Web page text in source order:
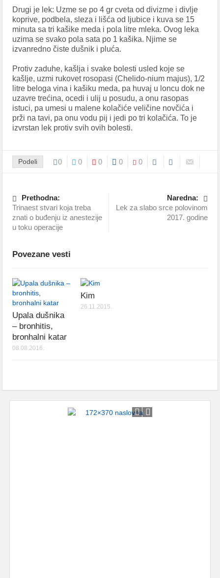
Drugi je lek: Uzme se po 4 gr cveta od divizme i divlje
koprive, podbela, sleza i lišća od ljubice i kuva se 15
minuta sa tri kašike meda i pola litre mleka. Ovog leka
uzima se svako pola sata po 1 kašika. Njime se
izvanredno čiste dušnik i pluća.
Protiv zaduhe, kašlja i svake bolesti usled koje se
kašlje, uzmi rukovet rosopasi (Chelido-nium majus), 1/2
litre beloga vina i kašiku meda, pa huvaj u loncu dok ne
uzavre trećina, ocedi i ulij u posudu, a onu rasopas
istuci, pa umesi u malene kolačiće veličine novčića i
prži na tavi, pa onu vodu pij i jedi po tri kolačića. To je
izvrstan lek protiv svih ovih bolesti.
Podeli 0 0 0 0 0
Prethodna:
Trinaest stvari koja treba
znati o buđenju iz anestezije
u toku operacije
Naredna:
Lek za slabo srce polovinom
2017. godine
Povezane vesti
Upala dušnika
– bronhitis,
bronhalni katar
08.08.2016.
Kim
26.11.2015.